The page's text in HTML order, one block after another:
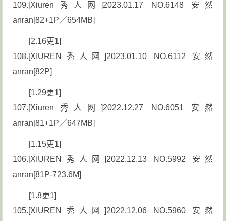
109.[Xiuren秀人网]2023.01.17 NO.6148 安然
anran[82+1P／654MB]
[2.16更1]
108.[XIUREN秀人网]2023.01.10 NO.6112 安然
anran[82P]
[1.29更1]
107.[Xiuren秀人网]2022.12.27 NO.6051 安然
anran[81+1P／647MB]
[1.15更1]
106.[XIUREN秀人网]2022.12.13 NO.5992 安然
anran[81P-723.6M]
[1.8更1]
105.[XIUREN秀人网]2022.12.06 NO.5960 安然